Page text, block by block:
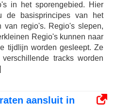
in het sporengebied. Hier
de basisprincipes van het
van regio's. Regio's slepen,
Regio's kunnen naar
tijdlijn worden gesleept. Ze
tracks worden
aansluit in